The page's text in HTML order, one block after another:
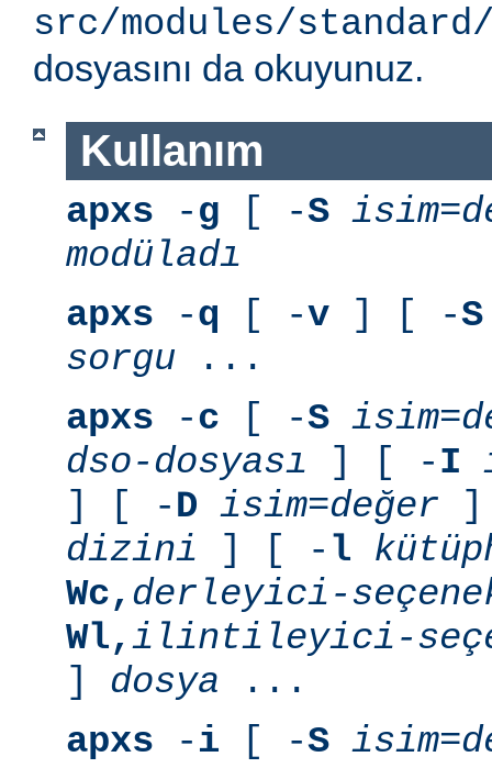
src/modules/standard/
dosyasını da okuyunuz.
Kullanım
apxs -g [ -S
modüladı
apxs -q [ -v ] [ -S
sorgu ...
apxs -c [ -S
dso-dosyası ] [ -I
] [ -D isim=değer ]
dizini ] [ - l
Wc, derleyici-
Wl,ilintileyici-
] dosya ...
apxs -i [ -S